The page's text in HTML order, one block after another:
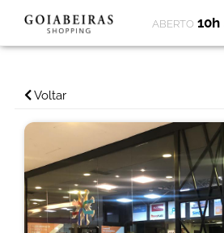
ABERTO 10h
Voltar